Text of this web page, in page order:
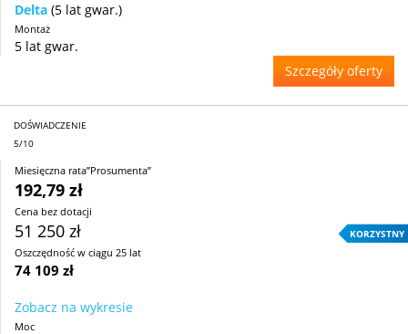
Delta (5 lat gwar.)
Montaż
5 lat gwar.
Szczegóły oferty
DOŚWIADCZENIE
5/10
Miesięczna rata”Prosumenta”
192,79 zł
Cena bez dotacji
51 250 zł KORZYSTNY
Oszczędność w ciągu 25 lat
74 109 zł
Zobacz na wykresie
Moc